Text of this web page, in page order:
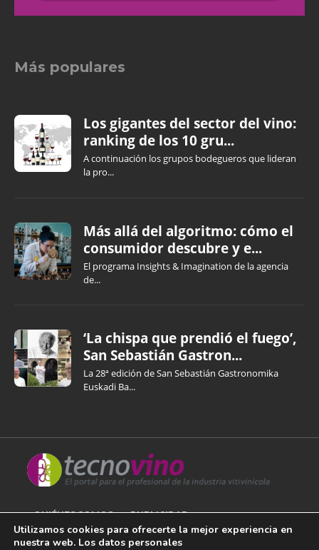
Más populares
Los gigantes del sector del vino:
ranking de los 10 gru...
A continuación los grupos bodegueros que lideran
la pro...
Más allá del algoritmo: cómo el
consumidor descubre y e...
El programa Insights & Imagination de la agencia
de...
‘La chispa que prendió el fuego’,
San Sebastián Gastron...
La 28ª edición de San Sebastián Gastronomika
Euskadi Ba...
QUIÉNES SOMOS PUBLICIDAD
AVISO LEGAL
Utilizamos cookies para ofrecerte la mejor experiencia en
nuestra web. Los datos personales